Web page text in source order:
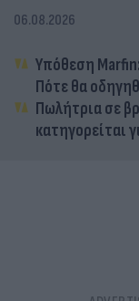
06.08.2026
Υπόθεση
Πότε θα
Πωλήτρια σε
κατηγορείται